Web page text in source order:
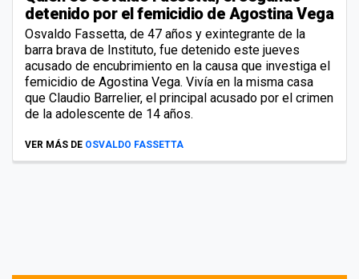
detenido por el femicidio de Agostina Vega
Osvaldo Fassetta, de 47 años y exintegrante de la
barra brava de Instituto, fue detenido este jueves
acusado de encubrimiento en la causa que investiga el
femicidio de Agostina Vega. Vivía en la misma casa
que Claudio Barrelier, el principal acusado por el crimen
de la adolescente de 14 años.
VER MÁS DE OSVALDO FASSETTA